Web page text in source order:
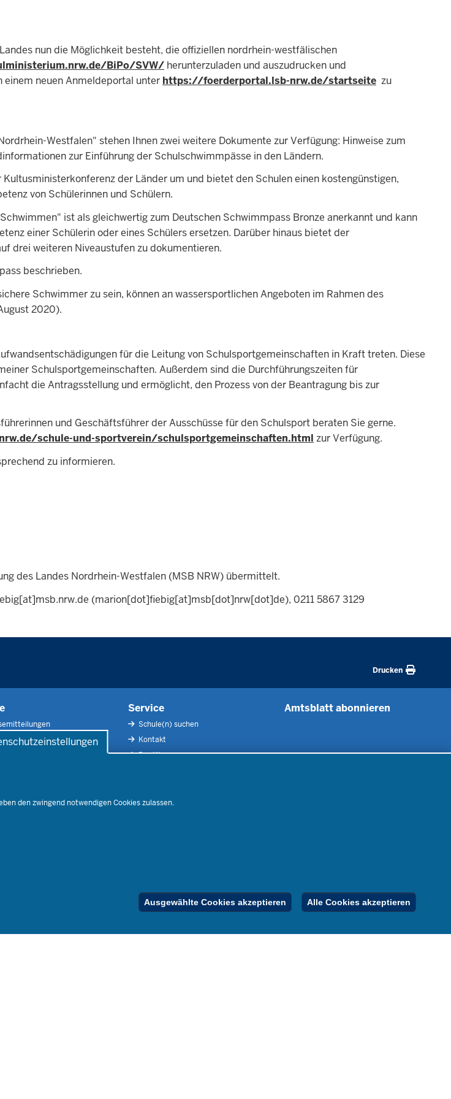
den zwingend notwendigen Cookies zulassen.
Ausgewählte Cookies akzeptieren Alle Cookies akzeptieren
nun die Möglichkeit besteht, die offiziellen nordrhein-westfälischen
BiPo/SVW/ herunterzuladen und auszudrucken und
neuen Anmeldeportal unter https://foerderportal.lsb-nrw.de/startseite zu
Westfalen" stehen Ihnen zwei weitere Dokumente zur Verfügung: Hinweise zum
zur Einführung der Schulschwimmpässe in den Ländern.
der Länder um und bietet den Schulen einen kostengünstigen,
von Schülerinnen und Schülern.
ist als gleichwertig zum Deutschen Schwimmpass Bronze anerkannt und kann
einer Schülerin oder eines Schülers ersetzen. Darüber hinaus bietet der
drei weiteren Niveaustufen zu dokumentieren.
beschrieben.
Schwimmer zu sein, können an wassersportlichen Angeboten im Rahmen des
2020).
für die Leitung von Schulsportgemeinschaften in Kraft treten. Diese
Schulsportgemeinschaften. Außerdem sind die Durchführungszeiten für
die Antragsstellung und ermöglicht, den Prozess von der Beantragung bis zur
und Geschäftsführer der Ausschüsse für den Schulsport beraten Sie gerne.
schule-und-sportverein/schulsportgemeinschaften.html zur Verfügung.
zu informieren.
des Landes Nordrhein-Westfalen (MSB NRW) übermittelt.
[at]msb.nrw.de (marion[dot]fiebig[at]msb[dot]nrw[dot]de), 0211 5867 3129
Drucken
Service
Schule(n) suchen
Kontakt
Der Weg zu uns
RSS-Feed
Amtsblatt abonnieren
Inhalt Impressum Datenschutz